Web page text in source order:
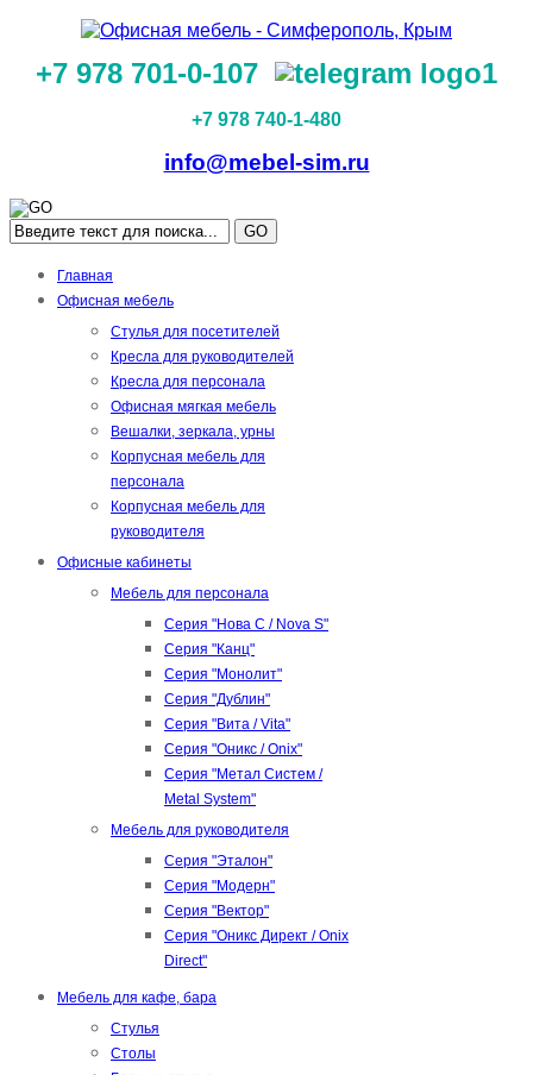
+7 978 701-0-107
+7 978 740-1-480
info@mebel-sim.ru
GO
Главная
Офисная мебель
Стулья для посетителей
Кресла для руководителей
Кресла для персонала
Офисная мягкая мебель
Вешалки, зеркала, урны
Корпусная мебель для
персонала
Корпусная мебель для
руководителя
Офисные кабинеты
Мебель для персонала
Серия "Нова С / Nova S"
Серия "Канц"
Серия "Монолит"
Серия "Дублин"
Серия "Вита / Vita"
Серия "Оникс / Onix"
Серия "Метал Систем /
Metal System"
Мебель для руководителя
Серия "Эталон"
Серия "Модерн"
Серия "Вектор"
Серия "Оникс Директ / Onix
Direct"
Мебель для кафе, бара
Стулья
Столы